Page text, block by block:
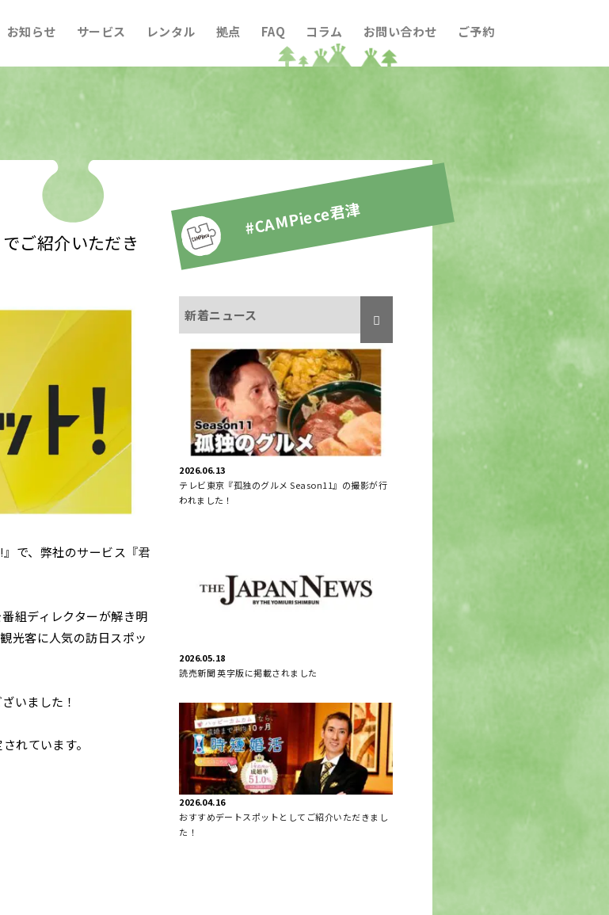
お知らせ サービス レンタル 拠点 FAQ コラム お問い合わせ ご予約
#CAMPiece君津
ご紹介いただき
で、弊社のサービス 『君
組ディレクターが解き明
光客に人気の訪日スポッ
いました！
れています。
新着ニュース
2026.06.13
テレビ東京『孤独のグルメ Season11』の撮影が行
われました！
2026.05.18
読売新聞 英字版に掲載されました
2026.04.16
おすすめデートスポットとしてご紹介いただきまし
た！